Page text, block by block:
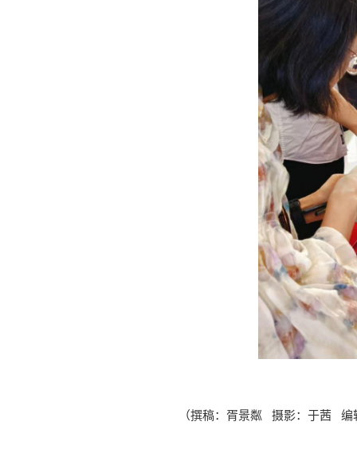
（撰稿：胥景粼 摄影：于茜 编